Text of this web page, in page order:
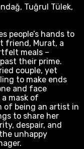
Tuğrul Tülek,
people’s hands to
friend, Murat, a
meals –
their prime.
couple, yet
to make ends
and face
mask of
of being an artist in
to share her
despair, and
unhappy